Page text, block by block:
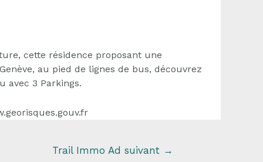
cette résidence proposant une
au pied de lignes de bus, découvrez
avec 3 Parkings.
Trail Immo Ad suivant →